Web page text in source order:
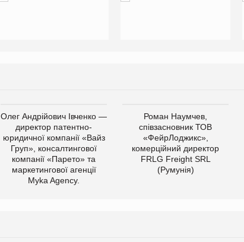
Олег Андрійович Івченко —
директор патентно-
юридичної компанії «Вайз
Груп», консалтингової
компанії «Парето» та
маркетингової агенції
Myka Agency.
Роман Наумчев,
співзасновник ТОВ
«ФейрЛоджикс»,
комерційний директор
FRLG Freight SRL
(Румунія)